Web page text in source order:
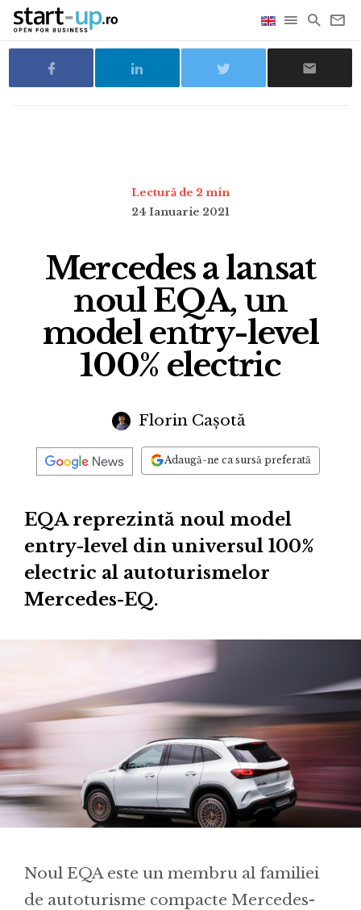
Lectură de 2 min
24 Ianuarie 2021
Mercedes a lansat
noul EQA, un
model entry-level
100% electric
Florin Cașotă
Adaugă-ne ca sursă preferată
EQA reprezintă noul model
entry-level din universul 100%
electric al autoturismelor
Mercedes-EQ.
Noul EQA este un membru al familiei
de autoturisme compacte Mercedes-